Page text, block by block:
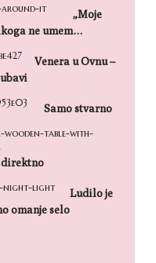
„Moje
ne umem…
Venera u Ovnu –
Samo stvarno
direktno
Ludilo je
omanje selo